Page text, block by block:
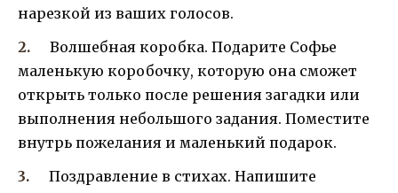
нарезкой из ваших голосов.
Волшебная коробка. Подарите Софье
маленькую коробочку, которую она сможет
открыть только после решения загадки или
выполнения небольшого задания. Поместите
внутрь пожелания и маленький подарок.
Поздравление в стихах. Напишите